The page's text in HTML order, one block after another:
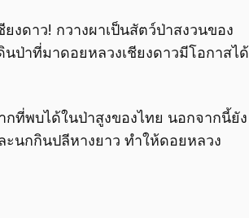
ดาว! กวางผาเป็นสัตว์ป่าสงวนของ
ป่าที่มาดอยหลวงเชียงดาวมีโอกาสได้
ที่พบได้ในป่าสูงของไทย นอกจากนี้ยัง
นกกินปลีหางยาว ทำให้ดอยหลวง